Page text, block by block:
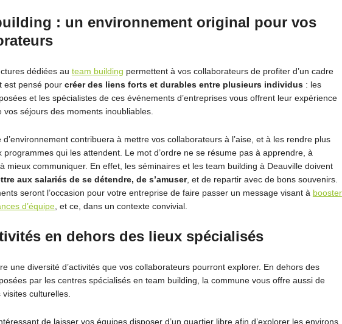
: un environnement original pour vos
dédiées au team building permettent à vos collaborateurs de profiter d’un cadre
est pensé pour créer des liens forts et durables entre plusieurs individus : les
et les spécialistes de ces événements d’entreprises vous offrent leur expérience
vos séjours des moments inoubliables.
d’environnement contribuera à mettre vos collaborateurs à l’aise, et à les rendre plus
programmes qui les attendent. Le mot d’ordre ne se résume pas à apprendre, à
mieux communiquer. En effet, les séminaires et les team building à Deauville doivent
aux salariés de se détendre, de s’amuser, et de repartir avec de bons souvenirs.
seront l’occasion pour votre entreprise de faire passer un message visant à booster
d’équipe, et ce, dans un contexte convivial.
en dehors des lieux spécialisés
une diversité d’activités que vos collaborateurs pourront explorer. En dehors des
par les centres spécialisés en team building, la commune vous offre aussi de
culturelles.
de laisser vos équipes disposer d’un quartier libre afin d’explorer les environs.